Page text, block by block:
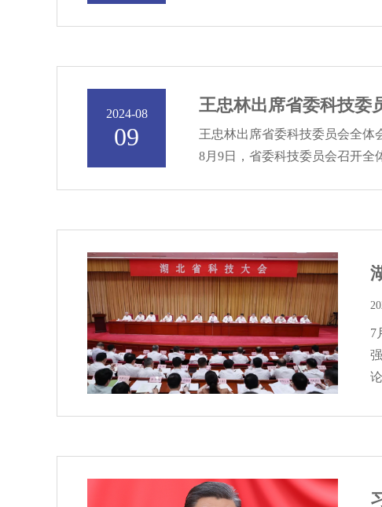
2024-08
09
王忠林出席省委科技委
王忠林出席省委科技委员会全体
8月9日，省委科技委员会召开全
7